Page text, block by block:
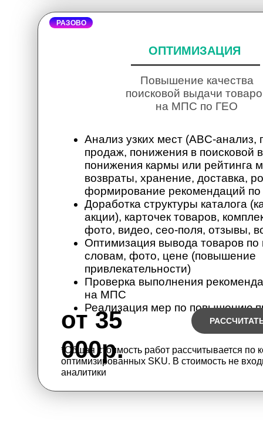
Анализ узких мест (ABC-анализ,
продаж, понижения в поисковой
понижения кармы или рейтинга
возвраты, хранение, доставка,
формирование рекомендаций по
Доработка структуры каталога
акции), карточек товаров,
фото, видео, сео-поля, отзывы,
Оптимизация вывода товаров
словам, фото, цене (повышение
привлекательности)
Проверка выполнения
на МПС
Реализация мер по повышению
ОПТИМИЗАЦИЯ
от 35
000р.
Повышение качества
поисковой выдачи
на МПС по ГЕО
*Общая стоимость работ рассчитывается по
оптимизированных SKU. В стоимость не
аналитики
РАЗОВО